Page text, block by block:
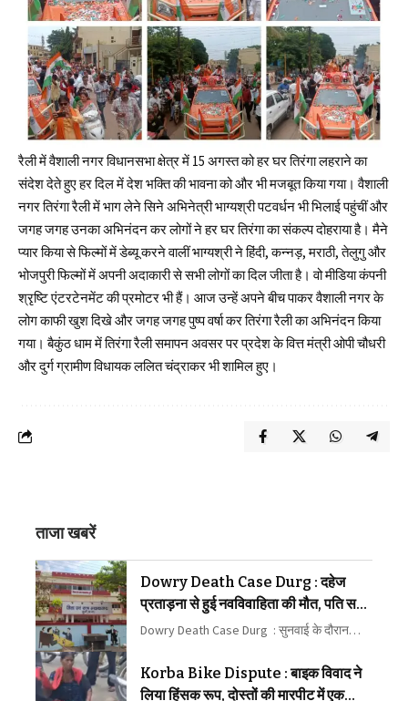
रैली में वैशाली नगर विधानसभा क्षेत्र में 15 अगस्त को हर घर तिरंगा लहराने का
संदेश देते हुए हर दिल में देश भक्ति की भावना को और भी मजबूत किया गया। वैशाली
नगर तिरंगा रैली में भाग लेने सिने अभिनेत्री भाग्यश्री पटवर्धन भी भिलाई पहुंचीं और
जगह जगह उनका अभिनंदन कर लोगों ने हर घर तिरंगा का संकल्प दोहराया है। मैने
प्यार किया से फिल्‍मों में डेब्‍यू करने वालीं भाग्यश्री ने हिंदी, कन्नड़, मराठी, तेलुगु और
भोजपुरी फिल्मों में अपनी अदाकारी से सभी लोगों का दिल जीता है। वो मीडिया कंपनी
श्रृष्टि एंटरटेनमेंट की प्रमोटर भी हैं। आज उन्हें अपने बीच पाकर वैशाली नगर के
लोग काफी खुश दिखे और जगह जगह पुष्प वर्षा कर तिरंगा रैली का अभिनंदन किया
गया। बैकुंठ धाम में तिरंगा रैली समापन अवसर पर प्रदेश के वित्त मंत्री ओपी चौधरी
और दुर्ग ग्रामीण विधायक ललित चंद्राकर भी शामिल हुए।
ताजा खबरें
Dowry Death Case Durg : दहेज
प्रताड़ना से हुई नवविवाहिता की मौत, पति समेत
5 दोषियों को 10-10 साल की सजा
Dowry Death Case Durg : सुनवाई के दौरान…
Korba Bike Dispute : बाइक विवाद ने
लिया हिंसक रूप, दोस्तों की मारपीट में एक